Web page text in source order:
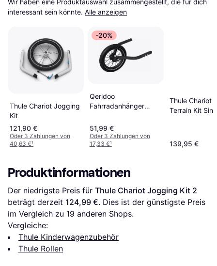
Wir haben eine Produktauswahl zusammengestellt, die für dich
interessant sein könnte. Alle anzeigen
Thule Chariot Jogging
Kit
121,90 €
Oder 3 Zahlungen von
40,63 €¹
-20%
Qeridoo
Fahrradanhänger
Joggerrad Einsitzer
51,99 €
Oder 3 Zahlungen von
17,33 €¹
Thule Chariot
Terrain Kit
139,95 €
Produktinformationen
Der niedrigste Preis für Thule Chariot Jogging Kit 2
beträgt derzeit 124,99 €. Dies ist der günstigste Preis
im Vergleich zu 19 anderen Shops.
Vergleiche:
Thule Kinderwagenzubehör
Thule Rollen